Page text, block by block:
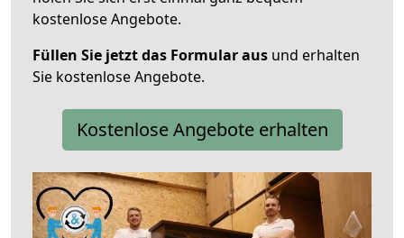
kostenlose Angebote.
Füllen Sie jetzt das Formular aus und erhalten
Sie kostenlose Angebote.
Kostenlose Angebote erhalten